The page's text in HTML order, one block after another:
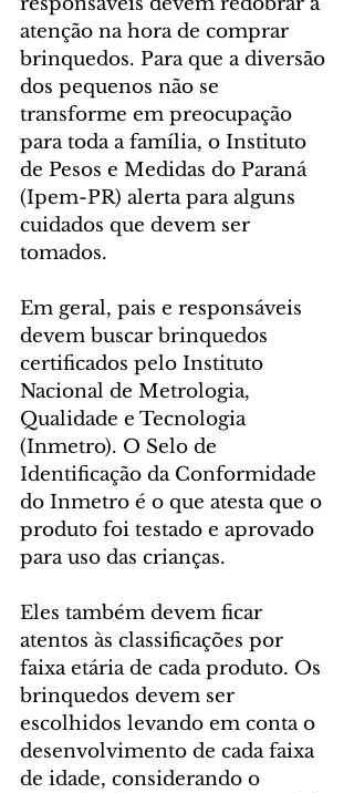
atenção na hora de comprar
brinquedos. Para que a diversão
dos pequenos não se
transforme em preocupação
para toda a família, o Instituto
de Pesos e Medidas do Paraná
(Ipem-PR) alerta para alguns
cuidados que devem ser
tomados.
Em geral, pais e responsáveis
devem buscar brinquedos
certificados pelo Instituto
Nacional de Metrologia,
Qualidade e Tecnologia
(Inmetro). O Selo de
Identificação da Conformidade
do Inmetro é o que atesta que o
produto foi testado e aprovado
para uso das crianças.
Eles também devem ficar
atentos às classificações por
faixa etária de cada produto. Os
brinquedos devem ser
escolhidos levando em conta o
desenvolvimento de cada faixa
de idade, considerando o